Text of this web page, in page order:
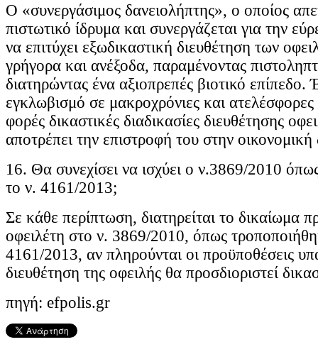
Ο «συνεργάσιμος δανειολήπτης», ο οποίος
πιστωτικό ίδρυμα και συνεργάζεται για την
να επιτύχει εξωδικαστική διευθέτηση των
γρήγορα και ανέξοδα, παραμένοντας
διατηρώντας ένα αξιοπρεπές βιοτικό επίπεδο.
εγκλωβισμό σε μακροχρόνιες και ατελέσφορες
φορές δικαστικές διαδικασίες διευθέτησης
αποτρέπει την επιστροφή του στην
16. Θα συνεχίσει να ισχύει ο ν.3869/2010
το ν. 4161/2013;
Σε κάθε περίπτωση, διατηρείται το δικαίωμα
οφειλέτη στο ν. 3869/2010, όπως
4161/2013, αν πληρούνται οι προϋποθέσεις
διευθέτηση της οφειλής θα προσδιοριστεί
πηγή: efpolis.gr